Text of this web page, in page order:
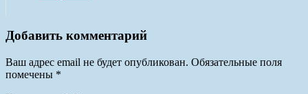
Добавить комментарий
Ваш адрес email не будет опубликован. Обязательные поля
помечены *